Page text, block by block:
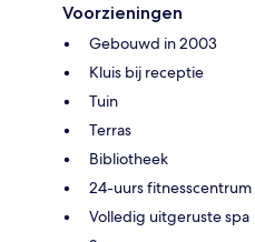
Voorzieningen
Gebouwd in 2003
Kluis bij receptie
Tuin
Terras
Bibliotheek
24-uurs fitnesscentrum
Volledig uitgeruste spa